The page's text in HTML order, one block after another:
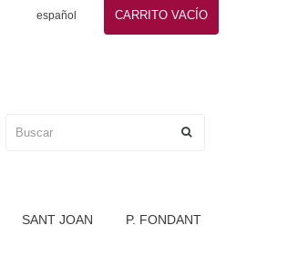
CARRITO VACÍO
español
SANT JOAN P. FONDANT